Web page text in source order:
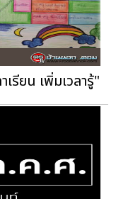
เรียน เพิ่มเวลารู้"